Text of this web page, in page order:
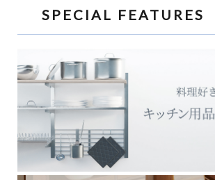
SPECIAL FEATURES